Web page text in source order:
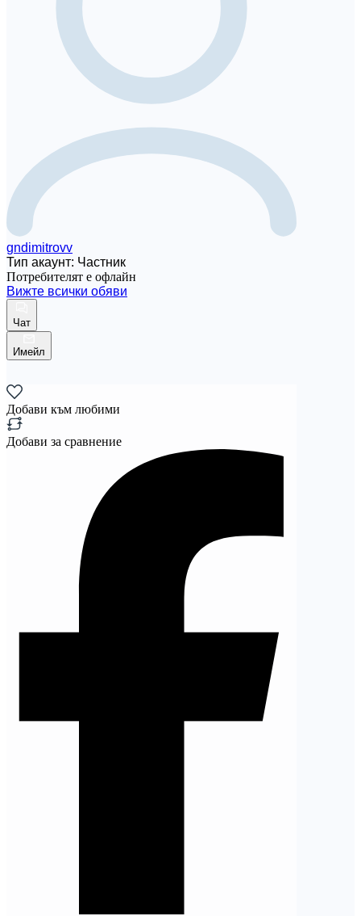
gndimitrovv
Тип акаунт: Частник
Потребителят е офлайн
Вижте всички обяви
Чат
Имейл
Добави към любими
Добави за сравнение